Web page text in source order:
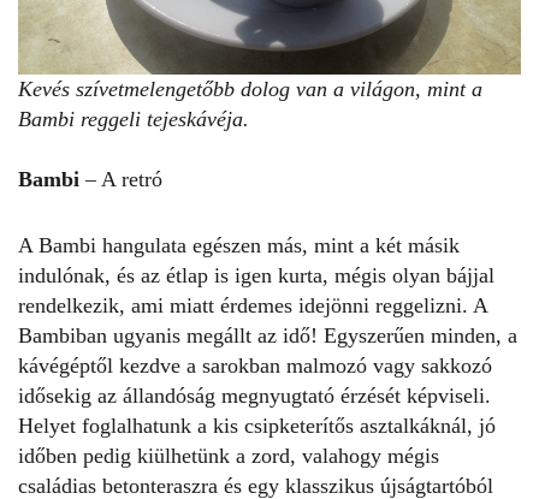
Kevés szívetmelengetőbb dolog van a világon, mint a
Bambi reggeli tejeskávéja.
Bambi– A retró
A Bambi hangulata egészen más, mint a két másik
indulónak, és az étlap is igen kurta, mégis olyan bájjal
rendelkezik, ami miatt érdemes idejönni reggelizni. A
Bambiban ugyanis megállt az idő! Egyszerűen minden, a
kávégéptől kezdve a sarokban malmozó vagy sakkozó
idősekig az állandóság megnyugtató érzését képviseli.
Helyet foglalhatunk a kis csipketerítős asztalkáknál, jó
időben pedig kiülhetünk a zord, valahogy mégis
családias betonteraszra és egy klasszikus újságtartóból